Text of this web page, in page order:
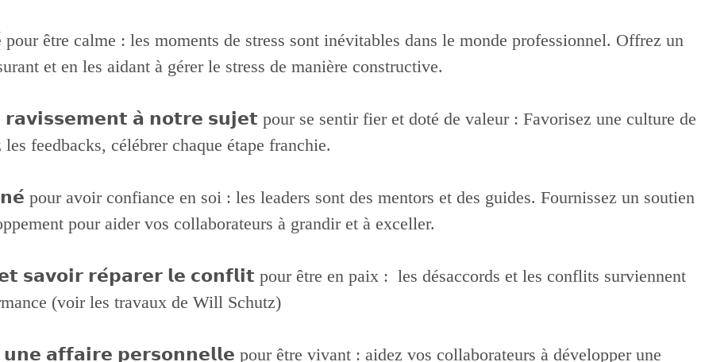
calme : les moments de stress sont inévitables dans le monde professionnel. Offrez un
et en les aidant à gérer le stress de manière constructive.
𝗮̀ 𝗻𝗼𝘁𝗿𝗲 𝘀𝘂𝗷𝗲𝘁 pour se sentir fier et doté de valeur : Favorisez une culture de
feedbacks, célébrer chaque étape franchie.
avoir confiance en soi : les leaders sont des mentors et des guides. Fournissez un soutien
pour aider vos collaborateurs à grandir et à exceller.
𝗿𝗲́𝗽𝗮𝗿𝗲𝗿 𝗹𝗲 𝗰𝗼𝗻𝗳𝗹𝗶𝘁 pour être en paix : les désaccords et les conflits surviennent
(voir les travaux de Will Schutz)
𝗮𝗳𝗳𝗮𝗶𝗿𝗲 𝗽𝗲𝗿𝘀𝗼𝗻𝗻𝗲𝗹𝗹𝗲 pour être vivant : aidez vos collaborateurs à développer une